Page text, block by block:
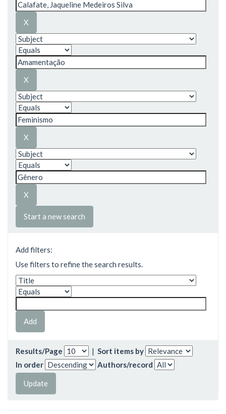
Start a new search
Add filters:
Use filters to refine the search results.
Results/Page | Sort items by
In order
Authors/record